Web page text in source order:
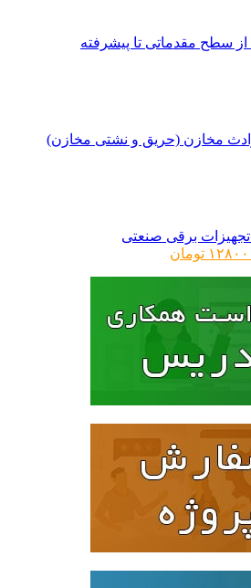
(حریق و نشتی مخازن)
برقی صنعتی
تومانقیمت